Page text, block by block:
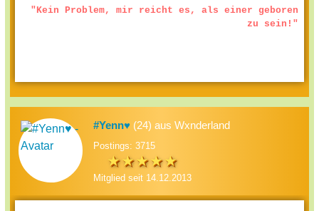
"Kein Problem, mir reicht es, als einer geboren
zu sein!"
#Yenn♥ (24) aus Wxnderland
Postings: 3715
Mitglied seit 14.12.2013